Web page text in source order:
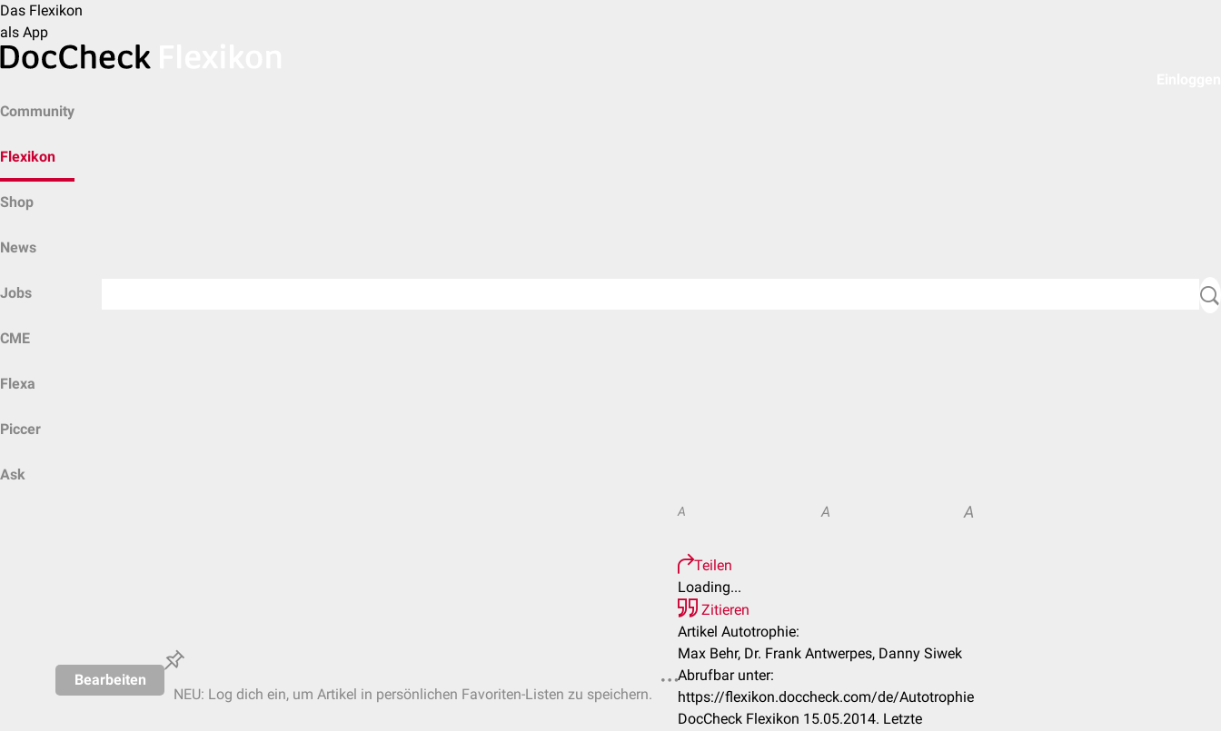
Das Flexikon
als App
Community
Flexikon
Shop
News
Jobs
CME
Flexa
Piccer
Ask
Bearbeiten
NEU: Log dich ein, um Artikel in persönlichen Favoriten-Listen zu speichern.
A A A
Teilen
Loading...
Zitieren
Artikel Autotrophie:
Max Behr, Dr. Frank Antwerpes, Danny Siwek
Abrufbar unter:
https://flexikon.doccheck.com/de/Autotrophie
DocCheck Flexikon 15.05.2014. Letzte